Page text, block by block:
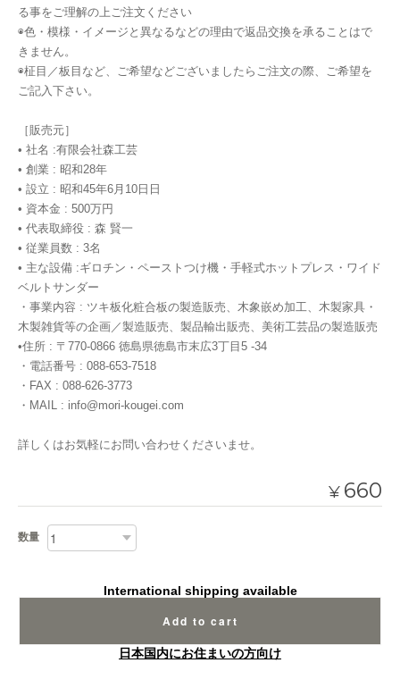
る事をご理解の上ご注文ください
◉色・模様・イメージと異なるなどの理由で返品交換を承ることはで
きません。
◉柾目／板目など、ご希望などございましたらご注文の際、ご希望を
ご記入下さい。
［販売元］
• 社名 :有限会社森工芸
• 創業 : 昭和28年
• 設立 : 昭和45年6月10日日
• 資本金 : 500万円
• 代表取締役 : 森 賢一
• 従業員数 : 3名
• 主な設備 :ギロチン・ペーストつけ機・手軽式ホットプレス・ワイド
ベルトサンダー
・事業内容 : ツキ板化粧合板の製造販売、木象嵌め加工、木製家具・
木製雑貨等の企画／製造販売、製品輸出販売、美術工芸品の製造販売
•住所 : 〒770-0866 徳島県徳島市末広3丁目5 -34
・電話番号 : 088-653-7518
・FAX : 088-626-3773
・MAIL : info@mori-kougei.com
詳しくはお気軽にお問い合わせくださいませ。
¥ 660
数量
International shipping available
Add to cart
日本国内にお住まいの方向け